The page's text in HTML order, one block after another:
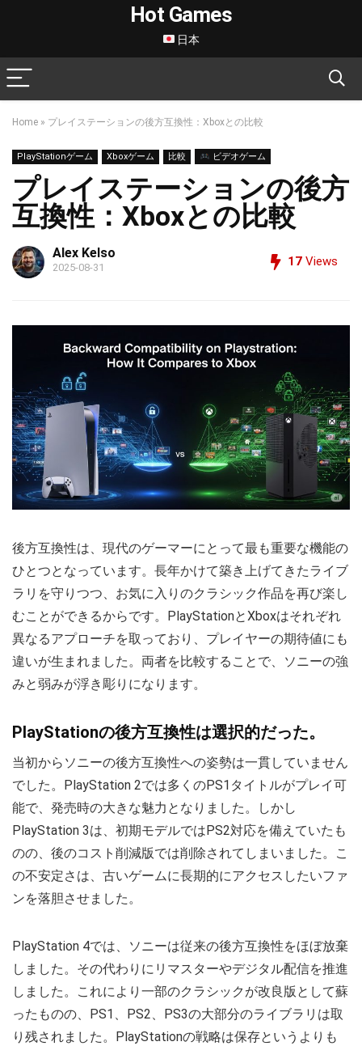
Hot Games
日本
Home » プレイステーションの後方互換性：Xboxとの比較
PlayStationゲーム Xboxゲーム 比較 ビデオゲーム
プレイステーションの後方
互換性：Xboxとの比較
Alex Kelso
2025-08-31 17 Views
後方互換性は、現代のゲーマーにとって最も重要な機能の
ひとつとなっています。長年かけて築き上げてきたライブ
ラリを守りつつ、お気に入りのクラシック作品を再び楽し
むことができるからです。PlayStationとXboxはそれぞれ
異なるアプローチを取っており、プレイヤーの期待値にも
違いが生まれました。両者を比較することで、ソニーの強
みと弱みが浮き彫りになります。
PlayStationの後方互換性は選択的だった。
当初からソニーの後方互換性への姿勢は一貫していません
でした。PlayStation 2では多くのPS1タイトルがプレイ可
能で、発売時の大きな魅力となりました。しかし
PlayStation 3は、初期モデルではPS2対応を備えていたも
のの、後のコスト削減版では削除されてしまいました。こ
の不安定さは、古いゲームに長期的にアクセスしたいファ
ンを落胆させました。
PlayStation 4では、ソニーは従来の後方互換性をほぼ放棄
しました。その代わりにリマスターやデジタル配信を推進
しました。これにより一部のクラシックが改良版として蘇
ったものの、PS1、PS2、PS3の大部分のライブラリは取
り残されました。PlayStationの戦略は保存というよりも